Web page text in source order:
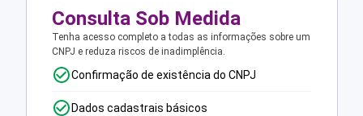
Consulta Sob Medida
Tenha acesso completo a todas as informações sobre um
CNPJ e reduza riscos de inadimplência.
Confirmação de existência do CNPJ
Dados cadastrais básicos